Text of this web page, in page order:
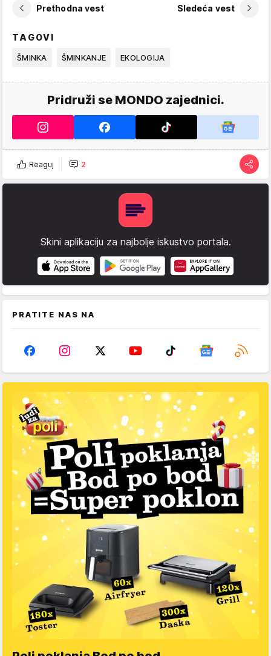
Prethodna vest Sledeća vest
TAGOVI
ŠMINKA ŠMINKANJE EKOLOGIJA
Pridruži se MONDO zajednici.
Reaguj 2
Skini aplikaciju za najbolje iskustvo portala.
PRATITE NAS NA